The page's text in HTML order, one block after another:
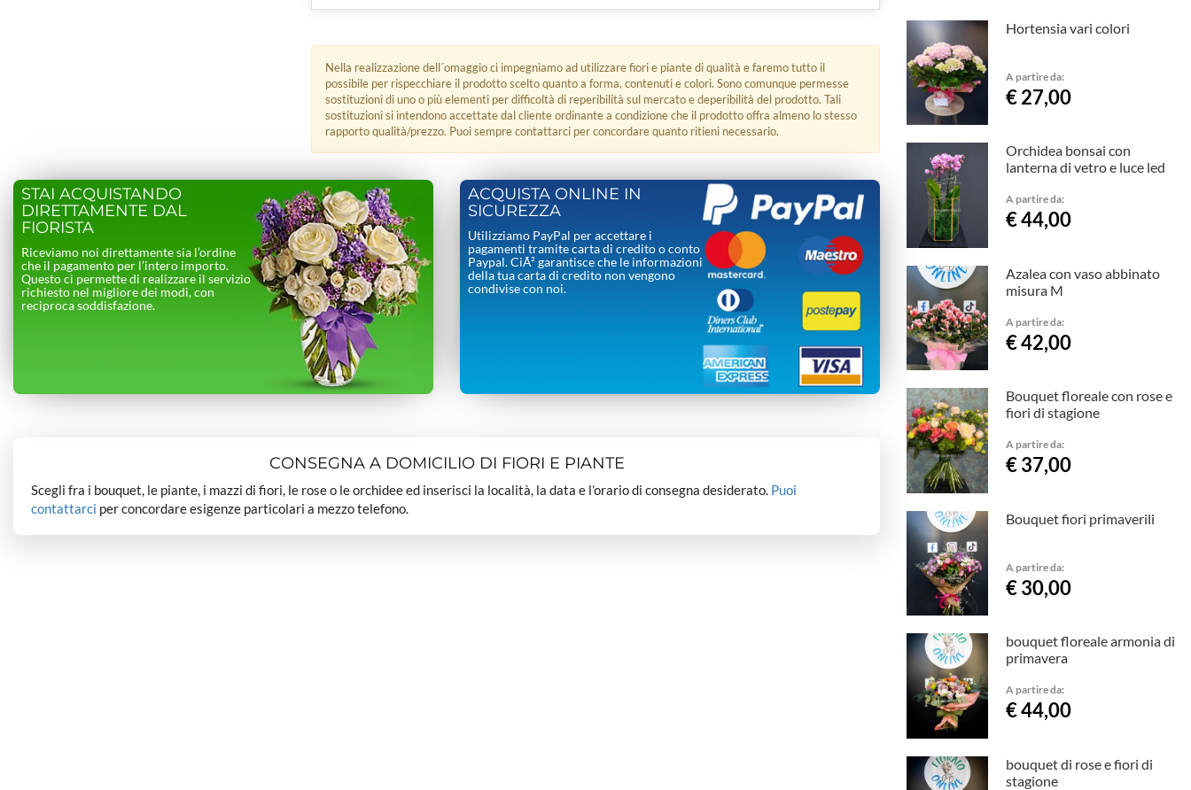
Nella realizzazione dell´omaggio ci impegniamo ad utilizzare fiori e piante di qualità e faremo tutto il
possibile per rispecchiare il prodotto scelto quanto a forma, contenuti e colori. Sono comunque permesse
sostituzioni di uno o più elementi per difficoltà di reperibilità sul mercato e deperibilità del prodotto. Tali
sostituzioni si intendono accettate dal cliente ordinante a condizione che il prodotto offra almeno lo stesso
rapporto qualità/prezzo. Puoi sempre contattarci per concordare quanto ritieni necessario.
STAI ACQUISTANDO
DIRETTAMENTE DAL
FIORISTA
Riceviamo noi direttamente sia l’ordine
che il pagamento per l’intero importo.
Questo ci permette di realizzare il servizio
richiesto nel migliore dei modi, con
reciproca soddisfazione.
ACQUISTA ONLINE IN
SICUREZZA
Utilizziamo PayPal per accettare i
pagamenti tramite carta di credito o conto
Paypal. CiÃ² garantisce che le informazioni
della tua carta di credito non vengono
condivise con noi.
CONSEGNA A DOMICILIO DI FIORI E PIANTE
Scegli fra i bouquet, le piante, i mazzi di fiori, le rose o le orchidee ed inserisci la località, la data e l’orario di consegna desiderato. Puoi
contattarci per concordare esigenze particolari a mezzo telefono.
Hortensia vari colori
A partire da:
€ 27,00
Orchidea bonsai con
lanterna di vetro e luce led
A partire da:
€ 44,00
Azalea con vaso abbinato
misura M
A partire da:
€ 42,00
Bouquet floreale con rose e
fiori di stagione
A partire da:
€ 37,00
Bouquet fiori primaverili
A partire da:
€ 30,00
bouquet floreale armonia di
primavera
A partire da:
€ 44,00
bouquet di rose e fiori di
stagione